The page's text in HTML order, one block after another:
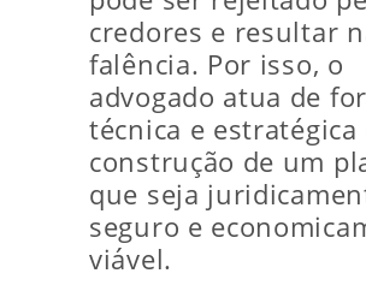
credores e resultar
falência. Por isso, o
advogado atua de
técnica e estratégica
construção de um
que seja
seguro e
viável.